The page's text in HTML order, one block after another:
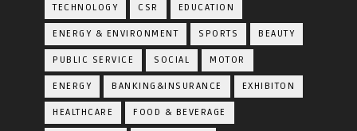
TECHNOLOGY CSR EDUCATION
ENERGY & ENVIRONMENT SPORTS BEAUTY
PUBLIC SERVICE SOCIAL MOTOR
ENERGY BANKING&INSURANCE EXHIBITON
HEALTHCARE FOOD & BEVERAGE